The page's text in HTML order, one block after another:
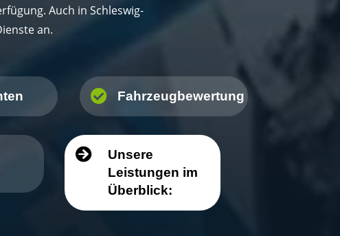
Auch in Schleswig-
an.
 Fahrzeugbewertung

Unsere
Leistungen im
Überblick: